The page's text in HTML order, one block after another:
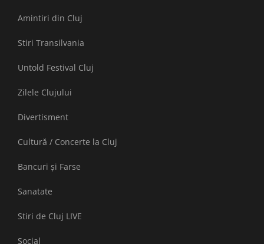
Amintiri din Cluj
Stiri Transilvania
Untold Festival Cluj
Zilele Clujului
Divertisment
Cultură / Concerte la Cluj
Bancuri și Farse
Sanatate
Stiri de Cluj LIVE
Social